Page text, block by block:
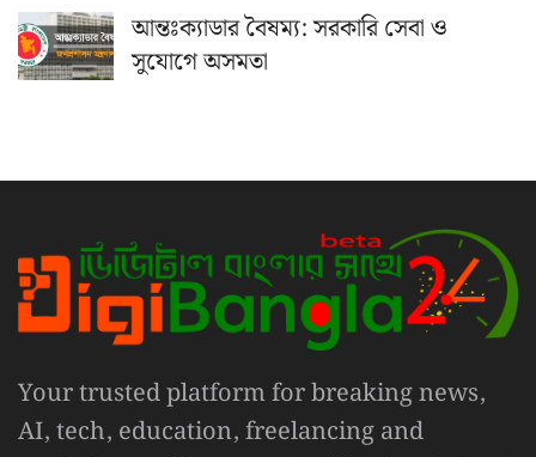
আন্তঃক্যাডার বৈষম্য: সরকারি সেবা ও
সুযোগে অসমতা
Your trusted platform for breaking news,
AI, tech, education, freelancing and